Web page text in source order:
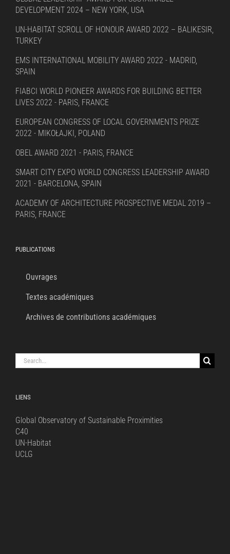
DEVELOPMENT 2024 – NEW YORK, USA
UN-HABITAT SCROLL OF HONOUR AWARD 2022 – BALIKESIR,
TURKEY
EMS INTERNATIONAL MOBILITY AWARD 2022 - MADRID,
SPAIN
FIABCI WORLD PIONEER AWARDS FOR BUILDING BETTER
LIVES 2022 - PARIS, FRANCE
EUROPEAN CONGRESS OF LOCAL GOVERNMENTS PRIZE
2022 - MIKOŁAJKI, POLAND
OBEL AWARD 2021 - PARIS, FRANCE
SMART CITY EXPO WORLD CONGRESS LEADERSHIP AWARD
2021 - BARCELONA, SPAIN
ACADEMY OF ARCHITECTURE PROSPECTIVE MEDAL 2019 –
PARIS, FRANCE
PUBLICATIONS
Ouvrages
Textes académiques
Archives de contributions académiques
Search
for:
LIENS
Global Observatory of Sustainable Proximities
C40
UN-Habitat
UCLG